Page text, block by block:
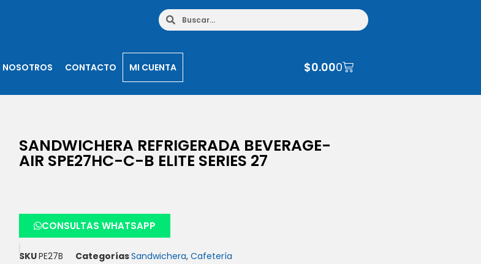
NOSOTROS CONTACTO MI CUENTA $0.000
SANDWICHERA REFRIGERADA BEVERAGE-
AIR SPE27HC-C-B ELITE SERIES 27
CONSULTAS WHATSAPP
SKUPE27B CategoríasSandwichera, Cafetería